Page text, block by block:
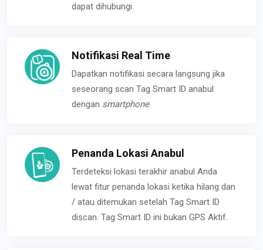
dapat dihubungi.
Notifikasi Real Time
Dapatkan notifikasi secara langsung jika
seseorang scan Tag Smart ID anabul
dengan smartphone.
Penanda Lokasi Anabul
Terdeteksi lokasi terakhir anabul Anda
lewat fitur penanda lokasi ketika hilang dan
/ atau ditemukan setelah Tag Smart ID
discan. Tag Smart ID ini bukan GPS Aktif.